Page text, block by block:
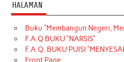
HALAMAN
Buku “Membangun Negeri,
F.A.Q BUKU “NARSIS”
F.A.Q. BUKU PUISI
Front Page